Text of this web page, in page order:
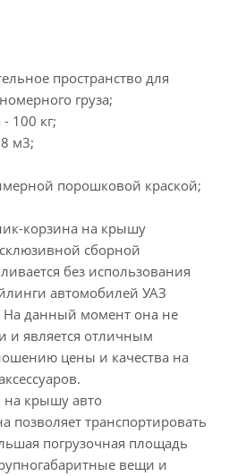
креплений к
отдельно.
пространство для
груза;
100 кг;
м3;
порошковой краской;
корзина на крышу
сборной
без использования
автомобилей УАЗ
На данный момент она не
и является отличным
цены и качества на
крышу авто
позволяет транспортировать
погрузочная площадь
вещи и